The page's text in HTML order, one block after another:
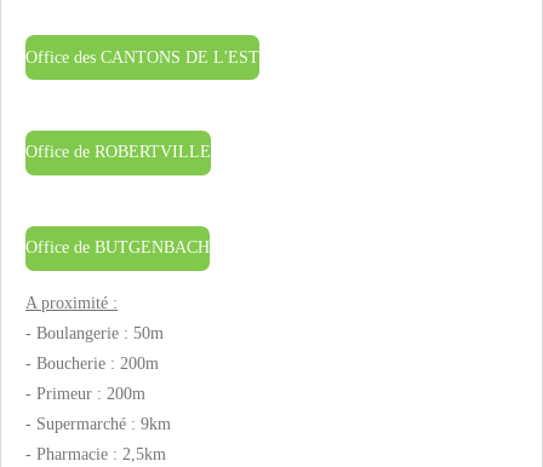
Office des CANTONS DE L'EST
Office de ROBERTVILLE
Office de BUTGENBACH
A proximité :
- Boulangerie : 50m
- Boucherie : 200m
- Primeur : 200m
- Supermarché : 9km
- Pharmacie : 2,5km